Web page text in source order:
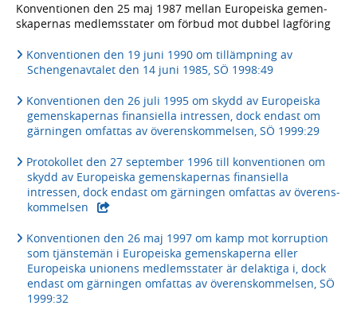
Konventionen den 25 maj 1987 mellan Europeiska gemen­
skapernas medlems­stater om förbud mot dubbel lagföring
Konventionen den 19 juni 1990 om tillämp­ning av
Schengen­avtalet den 14 juni 1985, SÖ 1998:49
Konven­tionen den 26 juli 1995 om skydd av Europeiska
gemen­skapernas finan­siella intressen, dock endast om
gär­ningen omfattas av överens­kommelsen, SÖ 1999:29
Protokollet den 27 september 1996 till konven­tionen om
skydd av Europeiska gemen­skapernas finan­siella
intressen, dock endast om gärningen omfattas av överens­
kommelsen
Konventionen den 26 maj 1997 om kamp mot korruption
som tjänste­män i Europeiska gemen­skaperna eller
Europeiska unionens medlems­stater är delaktiga i, dock
endast om gärningen omfattas av överens­kommelsen, SÖ
1999:32